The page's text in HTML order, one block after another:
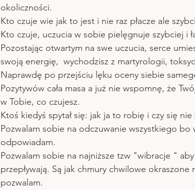
okoliczności.
Kto czuje wie jak to jest i nie raz płacze ale
Kto czuje, uczucia w sobie pielęgnuje szybciej i
Pozostając otwartym na swe uczucia, serce
swoją energię,  wychodzisz z martyrologii,
Naprawdę po przejściu lęku oceny siebie
Pozytywów cała masa a już nie wspomnę, że
w Tobie, co czujesz.
Ktoś kiedyś spytał się: jak ja to robię i czy się nie
Pozwalam sobie na odczuwanie wszystkiego
odpowiadam.
Pozwalam sobie na najniższe tzw "wibracje "
przepływają. Są jak chmury chwilowe
pozwalam.